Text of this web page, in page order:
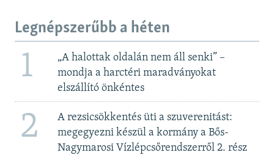
Legnépszerűbb a héten
1
„A halottak oldalán nem áll senki” –
mondja a harctéri maradványokat
elszállító önkéntes
2
A rezsicsökkentés üti a szuverenitást:
megegyezni készül a kormány a Bős-
Nagymarosi Vízlépcsőrendszerről 2. rész